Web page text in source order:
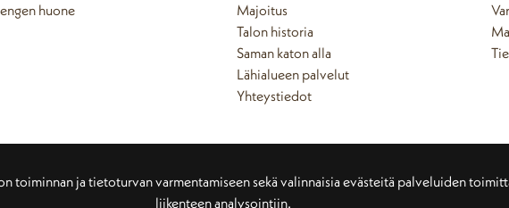
toiminnan ja tietoturvan varmentamiseen sekä valinnaisia evästeitä palveluiden
liikenteen analysointiin.
huone
Majoitus
Talon historia
Saman katon alla
Lähialueen palvelut
Yhteystiedot